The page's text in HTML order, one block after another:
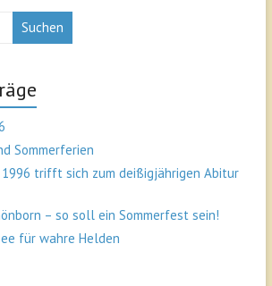
Suchen
Sommerferien
trifft sich zum deißigjährigen Abitur
– so soll ein Sommerfest sein!
für wahre Helden